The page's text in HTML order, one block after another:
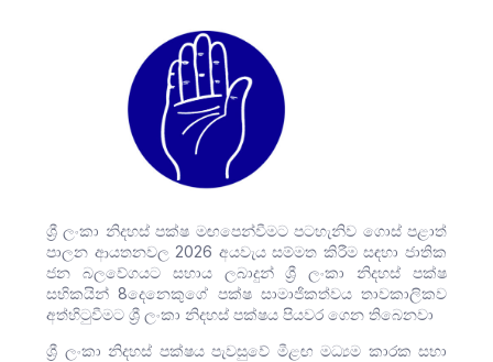
ශ්‍රී ලංකා නිදහස් පක්ෂ මඟපෙන්වීමට පටහැනිව ගොස් පළාත්
පාලන ආයතනවල 2026 අයවැය සම්මත කිරීම සඳහා ජාතික
ජන බලවේගයට සහාය ලබාදුන් ශ්‍රී ලංකා නිදහස් පක්ෂ
සභිකයින් 8දෙනෙකුගේ පක්ෂ සාමාජිකත්වය තාවකාලිකව
අත්හිටුවීමට ශ්‍රී ලංකා නිදහස් පක්ෂය පියවර ගෙන තිබෙනවා
ශ්‍රී ලංකා නිදහස් පක්ෂය පැවසුවේ මීළඟ මධ්‍යම කාරක සභා